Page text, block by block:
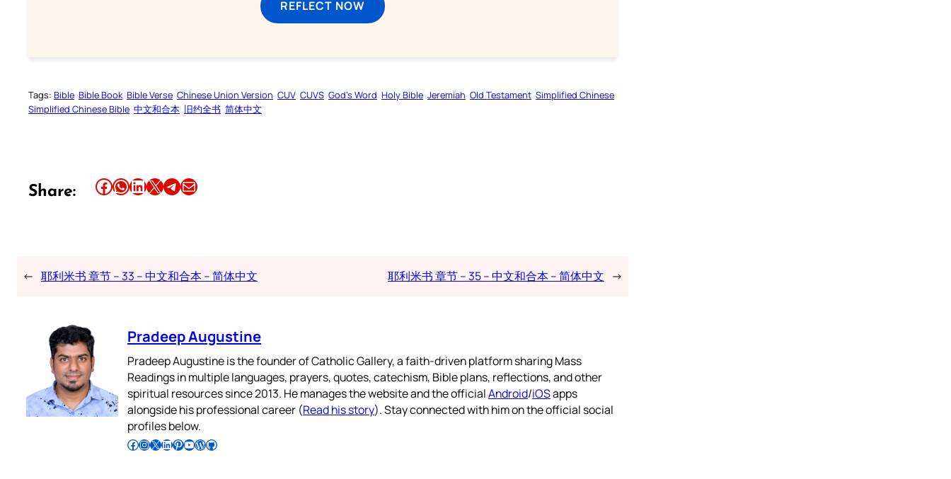
REFLECT NOW
Tags: Bible Bible Book Bible Verse Chinese Union Version CUV CUVS God’s Word Holy Bible Jeremiah Old Testament Simplified Chinese
Simplified Chinese Bible 中文和合本 旧约全书 简体中文
Share: Share this article on Facebook Share this article on WhatsApp Share this article on LinkedIn Share this article on X Share this article on TelegramEmail this Article
← 耶利米书 章节 – 33 – 中文和合本 – 简体中文 耶利米书 章节 – 35 – 中文和合本 – 简体中文 →
Pradeep Augustine
Pradeep Augustine is the founder of Catholic Gallery, a faith-driven platform sharing Mass
Readings in multiple languages, prayers, quotes, catechism, Bible plans, reflections, and other
spiritual resources since 2013. He manages the website and the officialAndroid/iOSapps
alongside his professional career (Read his story). Stay connected with him on the official social
profiles below.
Follow Pradeep on Facebook Follow Pradeep on InstagramFollow Pradeep on X Follow Pradeep on LinkedIn Follow Pradeep on Pinterest Subscribe to Pradeep’s Youtube Channel Follow Pradeep on WordPress Follow Pradeep on GitHub